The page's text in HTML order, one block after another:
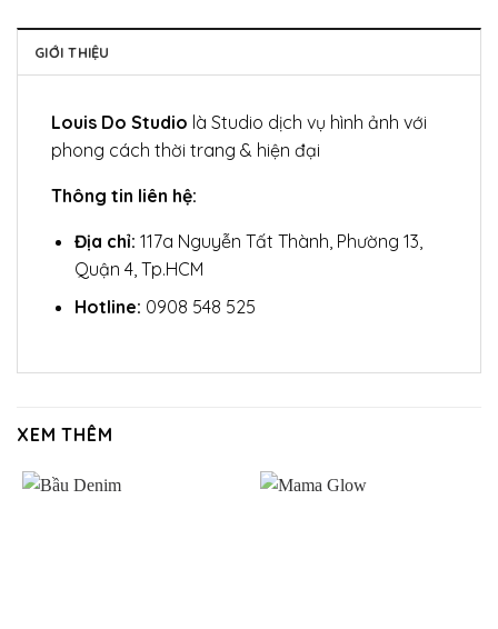
GIỚI THIỆU
Louis Do Studio là Studio dịch vụ hình ảnh với
phong cách thời trang & hiện đại
Thông tin liên hệ:
Địa chỉ: 117a Nguyễn Tất Thành, Phường 13,
Quận 4, Tp.HCM
Hotline: 0908 548 525
XEM THÊM